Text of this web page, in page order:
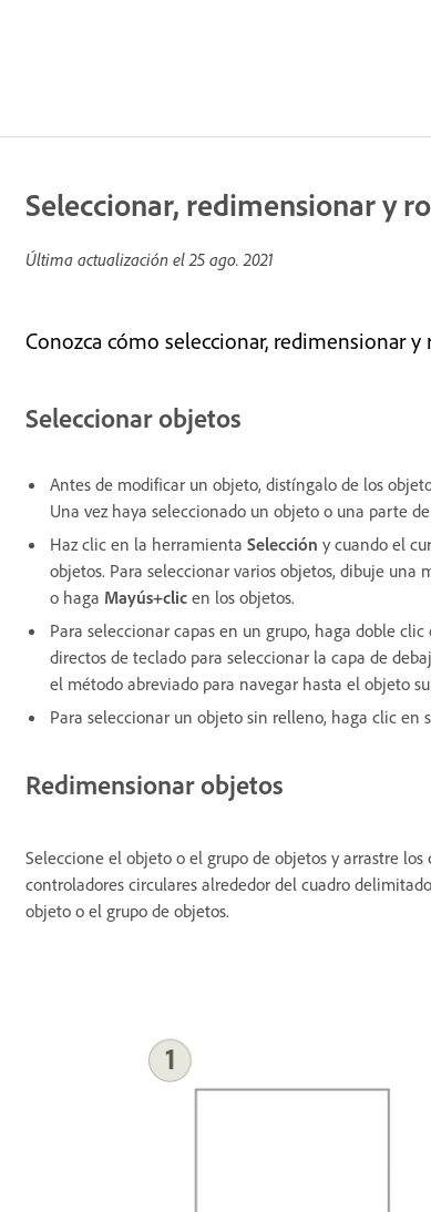
Seleccionar, redimensionar y
Última actualización el25 ago. 2021
Conozca cómo seleccionar, redimensionar
Seleccionar objetos
Antes de modificar un objeto, distíngalo de los
Una vez haya seleccionado un objeto o una parte
Haz clic en la herramienta Selección y cuando el
objetos. Para seleccionar varios objetos, dibuje
o haga Mayús+clic en los objetos.
Para seleccionar capas en un grupo, haga doble clic
directos de teclado para seleccionar la capa de
el método abreviado para navegar hasta el objeto
Para seleccionar un objeto sin relleno, haga clic en
Redimensionar objetos
Seleccione el objeto o el grupo de objetos y arrastre
controladores circulares alrededor del cuadro
objeto o el grupo de objetos.